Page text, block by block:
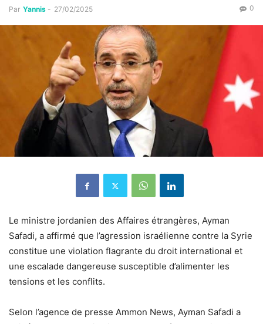
Par Yannis - 27/02/2025 0
Le ministre jordanien des Affaires étrangères, Ayman
Safadi, a affirmé que l’agression israélienne contre la Syrie
constitue une violation flagrante du droit international et
une escalade dangereuse susceptible d’alimenter les
tensions et les conflits.
Selon l’agence de presse Ammon News, Ayman Safadi a